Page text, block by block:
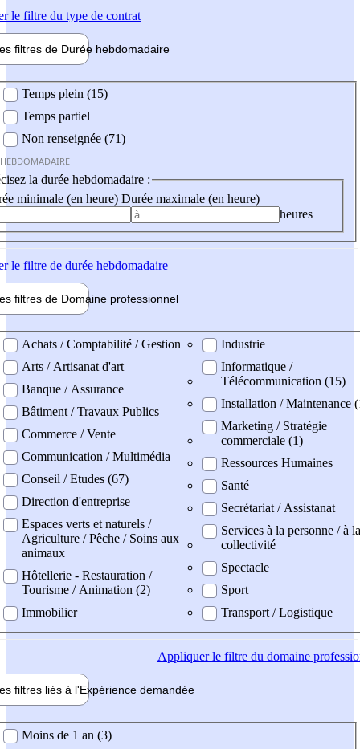
le filtre du type de contrat
filtres de Durée hebdomadaire
Temps plein (15)
Temps partiel
Non renseignée (71)
la durée hebdomadaire :
minimale (en heure) Durée maximale (en heure)
heures
le filtre de durée hebdomadaire
filtres de Domaine professionnel
professionel
Achats / Comptabilité / Gestion
Arts / Artisanat d'art
Banque / Assurance
Bâtiment / Travaux Publics
Commerce / Vente
Communication / Multimédia
Conseil / Etudes (67)
Direction d'entreprise
Espaces verts et naturels /
Agriculture / Pêche / Soins aux
animaux
Hôtellerie - Restauration /
Tourisme / Animation (2)
Immobilier
Industrie
Informatique /
Télécommunication (15)
Installation / Maintenance
Marketing / Stratégie
commerciale (1)
Ressources Humaines
Santé
Secrétariat / Assistanat
Services à la personne / à la
collectivité
Spectacle
Sport
Transport / Logistique
Appliquerle filtre du domaine
filtres liés à l'Expérience demandée
demandée
Moins de 1 an (3)